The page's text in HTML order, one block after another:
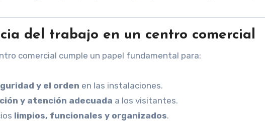
del trabajo en un centro comercial
comercial cumple un papel fundamental para:
y el orden en las instalaciones.
y atención adecuada a los visitantes.
limpios, funcionales y organizados.